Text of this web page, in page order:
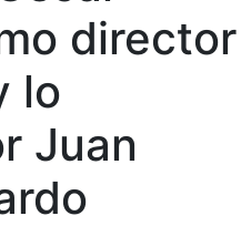
director
lo
Juan